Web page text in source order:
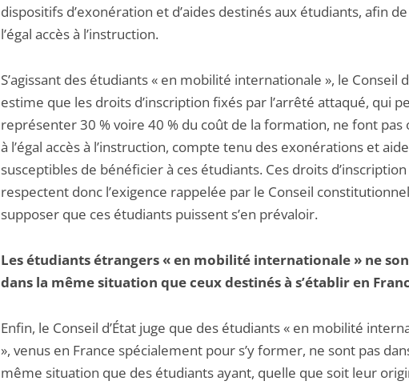
dispositifs d’exonération et d’aides destinés aux étudiants, afin
l’égal accès à l’instruction.
S’agissant des étudiants « en mobilité internationale », le Conseil
estime que les droits d’inscription fixés par l’arrêté attaqué, qui
représenter 30 % voire 40 % du coût de la formation, ne font pas
à l’égal accès à l’instruction, compte tenu des exonérations et
susceptibles de bénéficier à ces étudiants. Ces droits d’inscription
respectent donc l’exigence rappelée par le Conseil
supposer que ces étudiants puissent s’en prévaloir.
Les étudiants étrangers « en mobilité internationale » ne
dans la même situation que ceux destinés à s’établir en
Enfin, le Conseil d’État juge que des étudiants « en mobilité
», venus en France spécialement pour s’y former, ne sont pas
même situation que des étudiants ayant, quelle que soit leur